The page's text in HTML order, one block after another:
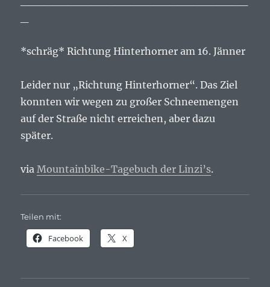
*schräg* Richtung Hinterhorner am 16. Jänner
Leider nur „Richtung Hinterhorner“. Das Ziel
konnten wir wegen zu großer Schneemengen
auf der Straße nicht erreichen, aber dazu
später.
viaMountainbike-Tagebuch der Linzi’s.
Teilen mit:
Facebook X